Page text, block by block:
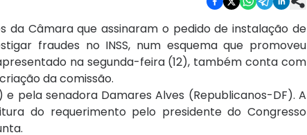
Câmara que assinaram o pedido de instalação de
fraudes no INSS, num esquema que promoveu
na segunda-feira (12), também conta com
da comissão.
pela senadora Damares Alves (Republicanos-DF). A
do requerimento pelo presidente do Congresso